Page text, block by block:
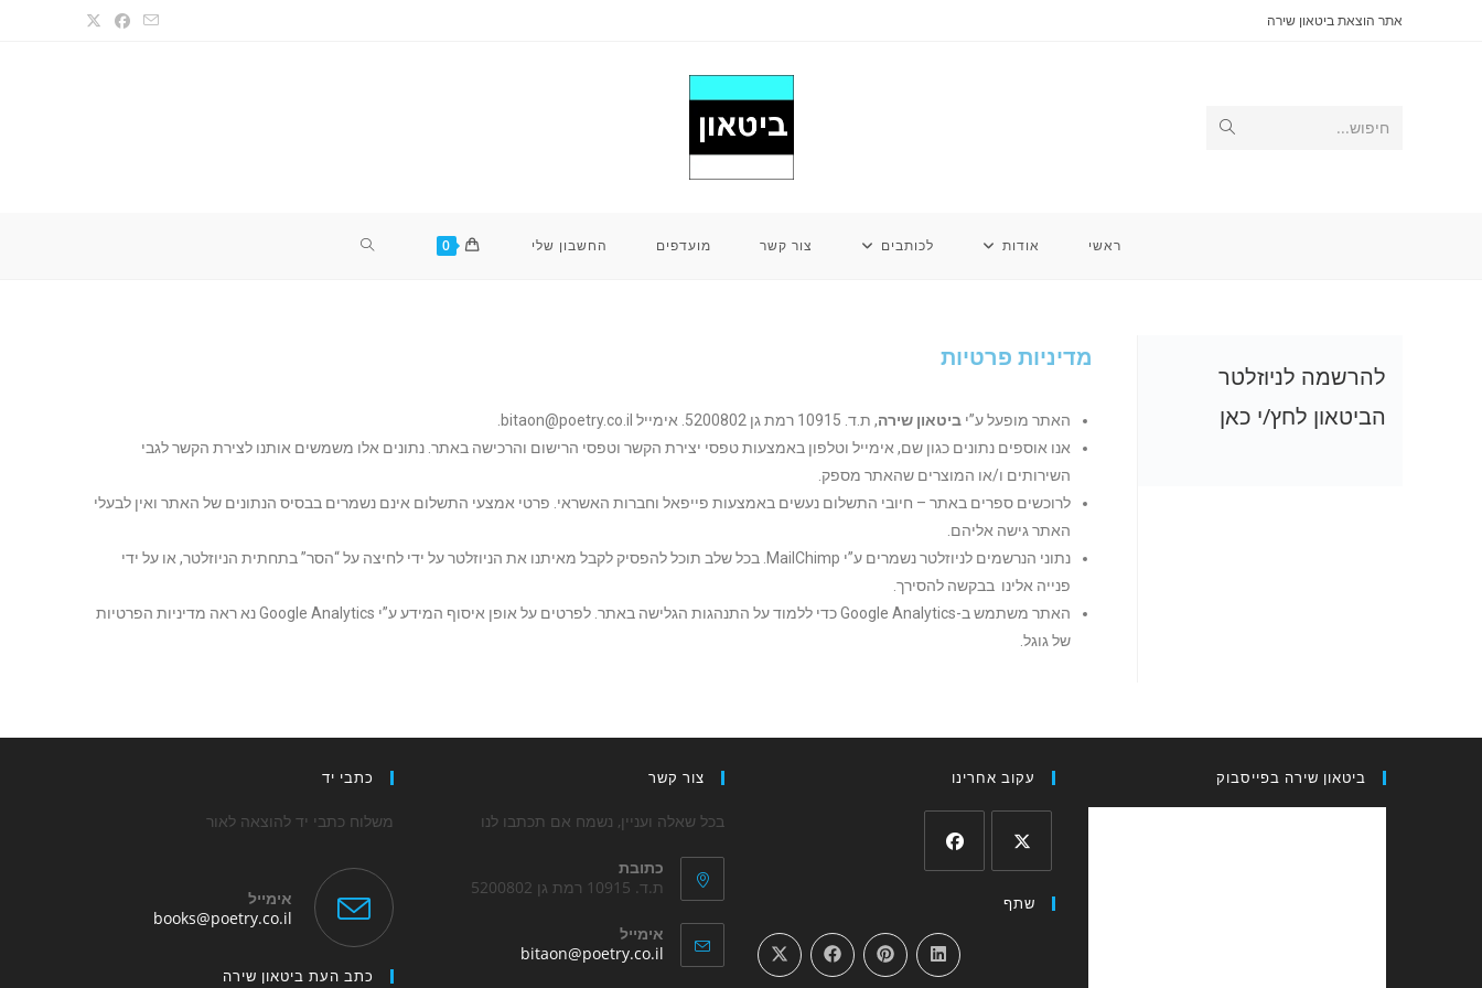
אתר הוצאת ביטאון שירה
חיפוש...
ראשי אודות לכותבים צור קשר מועדפים החשבון שלי 0
מדיניות פרטיות
האתר מופעל ע”י ביטאון שירה, ת.ד. 10915 רמת גן 5200802. אימייל bitaon@poetry.co.il.
אנו אוספים נתונים כגון שם, אימייל וטלפון באמצעות טפסי יצירת הקשר וטפסי הרישום והרכישה באתר. נתונים אלו משמשים אותנו לצירת הקשר לגבי
השירותים ו/או המוצרים שהאתר מספק.
לרוכשים ספרים באתר – חיובי התשלום נעשים באמצעות פייפאל וחברות האשראי. פרטי אמצעי התשלום אינם נשמרים בבסיס הנתונים של האתר ואין לבעלי
האתר גישה אליהם.
נתוני הנרשמים לניוזלטר נשמרים ע”י MailChimp. בכל שלב תוכל להפסיק לקבל מאיתנו את הניוזלטר על ידי לחיצה על “הסר” בתחתית הניוזלטר, או על ידי
פנייה אלינו בבקשה להסירך.
האתר משתמש ב-Google Analytics כדי ללמוד על התנהגות הגלישה באתר. לפרטים על אופן איסוף המידע ע”י Google Analytics נא ראה מדיניות הפרטיות
של גוגל.
להרשמה לניוזלטר
הביטאון לחץ/י כאן
ביטאון שירה בפייסבוק עקוב אחרינו
שתף
צור קשר
בכל שאלה ועניין, נשמח אם תכתבו לנו
כתובת
ת.ד. 10915 רמת גן 5200802
אימייל
bitaon@poetry.co.il
כתבי יד
משלוח כתבי יד להוצאה לאור
אימייל
books@poetry.co.il
כתב העת ביטאון שירה